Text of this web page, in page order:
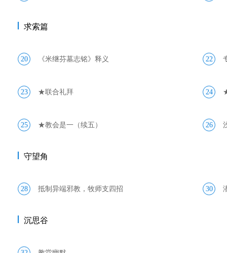
求索篇
20 《米继芬墓志铭》释义 22
23 ★联合礼拜 24
25 ★教会是一（续五） 26
守望角
28 抵制异端邪教，牧师支四招 30
沉思谷